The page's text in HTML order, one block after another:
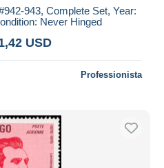
943, Complete Set, Year:
Never Hinged
USD
Professionista